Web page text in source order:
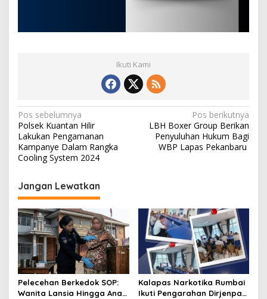
Ikuti Kami
N
a
v
i
g
a
s
i
p
o
s
Pos sebelumnya
Polsek Kuantan Hilir
Lakukan Pengamanan
Kampanye Dalam Rangka
Cooling System 2024
Pos berikutnya
LBH Boxer Group Berikan
Penyuluhan Hukum Bagi
WBP Lapas Pekanbaru
Jangan Lewatkan
Pelecehan Berkedok SOP:
Wanita Lansia Hingga Anak
Kalapas Narkotika Rumbai
Ikuti Pengarahan Dirjenpas,